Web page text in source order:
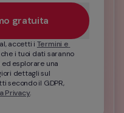
accetti i Termini e
i tuoi dati saranno
esplorare una
dettagli sul
secondo il GDPR,
Privacy.